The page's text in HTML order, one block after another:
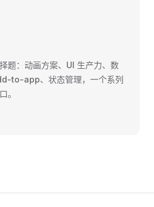
题：动画方案、UI 生产力、数
to-app、状态管理，一个系列
。